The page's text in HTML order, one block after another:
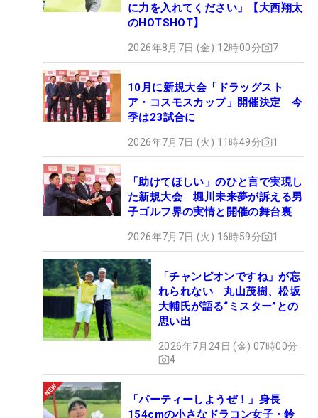
に力を入れてください」【大西翔太
のHOTSHOT】
2026年8月7日 (金) 12時00分 7
10月に新規大会「ドラッグスト
ア・コスモスカップ」開催決定 今
季は23試合に
2026年7月7日 (火) 11時49分 1
「助けてほしい」のひと言で実現し
た新規大会 堀川未来夢が訴える男
子ゴルフ界の実情と開催の舞台裏
2026年7月7日 (火) 16時59分 1
「チャンピオンですね」が忘
れられない 丸山茂樹、松坂
大輔氏が語る“ミスター”との
思い出
2026年7月24日 (金) 07時00分
4
「パーティーしようぜ！」身長
154cmの小さなドラコン女子・鈴